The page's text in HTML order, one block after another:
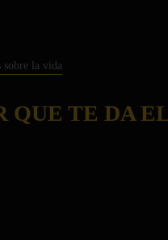
TE DA